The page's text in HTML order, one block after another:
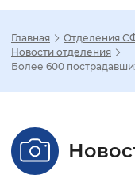
Настройка
Стандартный
Главная Отделения
Новости отделения
Более 600